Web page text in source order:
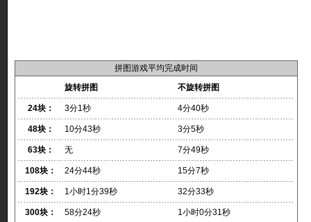
拼图游戏平均完成时间
旋转拼图
不旋转拼图
24块： 3分1秒 4分40秒
48块： 10分43秒 3分5秒
63块： 无 7分49秒
108块： 24分44秒 15分7秒
192块： 1小时1分39秒 32分33秒
300块： 58分24秒 1小时0分31秒